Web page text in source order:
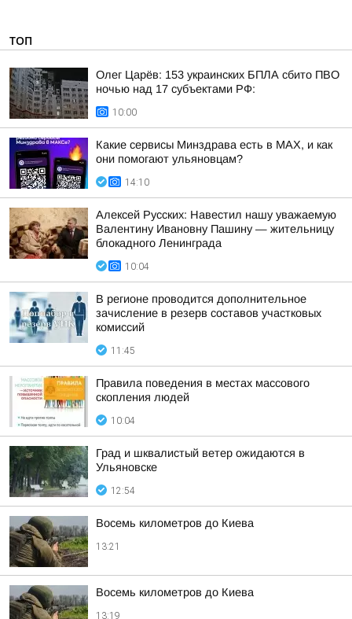
ТОП
Олег Царёв: 153 украинских БПЛА сбито ПВО
ночью над 17 субъектами РФ:
10:00
Какие сервисы Минздрава есть в МАХ, и как
они помогают ульяновцам?
14:10
Алексей Русских: Навестил нашу уважаемую
Валентину Ивановну Пашину — жительницу
блокадного Ленинграда
10:04
В регионе проводится дополнительное
зачисление в резерв составов участковых
комиссий
11:45
Правила поведения в местах массового
скопления людей
10:04
Град и шквалистый ветер ожидаются в
Ульяновске
12:54
Восемь километров до Киева
13:21
Восемь километров до Киева
13:19